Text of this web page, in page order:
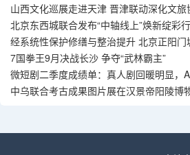
生
山西文化巡展走进天津 晋津联动深化文旅
北京东西城联合发布“中轴线上”焕新绽彩
经系统性保护修缮与整治提升 北京正阳
7国拳王9月决战长沙 争夺“武林霸主”
微短剧二季度成绩单：真人剧回暖明显，
中乌联合考古成果图片展在汉景帝阳陵博